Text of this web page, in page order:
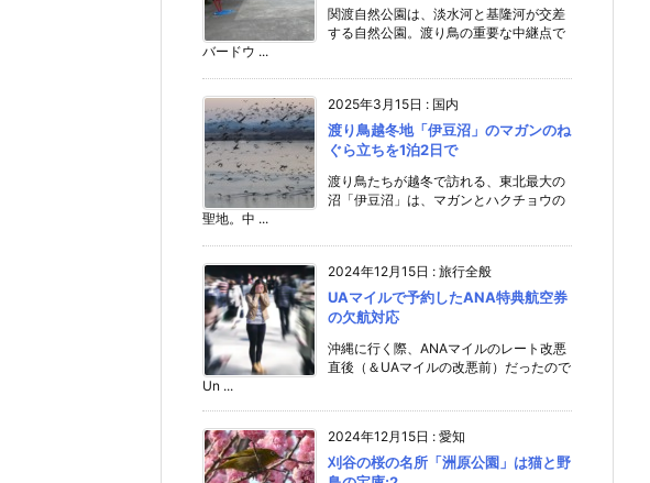
関渡自然公園は、淡水河と基隆河が交差
する自然公園。渡り鳥の重要な中継点で
バードウ ...
2025年3月15日 : 国内
渡り鳥越冬地「伊豆沼」のマガンのね
ぐら立ちを1泊2日で
渡り鳥たちが越冬で訪れる、東北最大の
沼「伊豆沼」は、マガンとハクチョウの
聖地。中 ...
2024年12月15日 : 旅行全般
UAマイルで予約したANA特典航空券
の欠航対応
沖縄に行く際、ANAマイルのレート改悪
直後（＆UAマイルの改悪前）だったので
Un ...
2024年12月15日 : 愛知
刈谷の桜の名所「洲原公園」は猫と野